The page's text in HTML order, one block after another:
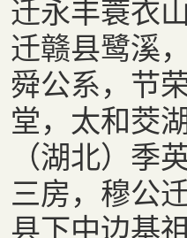
迁永丰蓑衣
迁赣县鹭溪
舜公系，节
堂，太和茭
（湖北）
三房，穆公
县下中边基